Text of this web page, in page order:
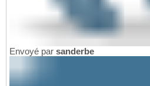
Envoyé par sanderbe